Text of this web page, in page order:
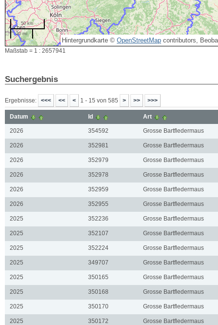
Hintergrundkarte © OpenStreetMap contributors,
50 km
20 mi
Maßstab = 1 : 2657941
Suchergebnis
Ergebnisse: 1 - 15 von 585
Datum Id Art
2026 354592 Grosse Bartfledermaus
2026 352981 Grosse Bartfledermaus
2026 352979 Grosse Bartfledermaus
2026 352978 Grosse Bartfledermaus
2026 352959 Grosse Bartfledermaus
2026 352955 Grosse Bartfledermaus
2025 352236 Grosse Bartfledermaus
2025 352107 Grosse Bartfledermaus
2025 352224 Grosse Bartfledermaus
2025 349707 Grosse Bartfledermaus
2025 350165 Grosse Bartfledermaus
2025 350168 Grosse Bartfledermaus
2025 350170 Grosse Bartfledermaus
2025 350172 Grosse Bartfledermaus